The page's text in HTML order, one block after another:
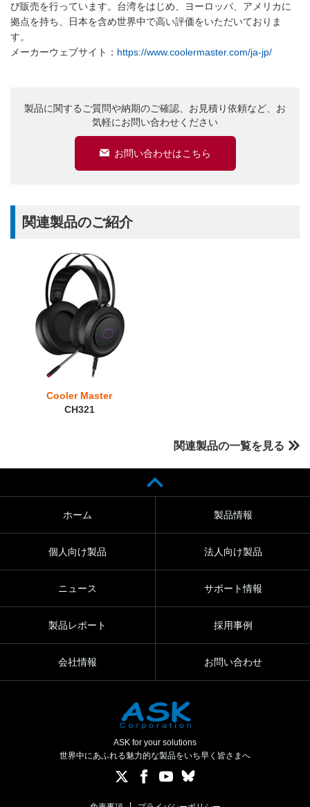
び販売を行っています。台湾をはじめ、ヨーロッパ、アメリカに
拠点を持ち、日本を含め世界中で高い評価をいただいておりま
す。
メーカーウェブサイト： https://www.coolermaster.com/ja-jp/
製品に関するご質問や納期のご確認、お見積り依頼など、お
気軽にお問い合わせください
お問い合わせはこちら
関連製品のご紹介
Cooler Master
CH321
関連製品の一覧を見る
ホーム 製品情報
個人向け製品 法人向け製品
ニュース サポート情報
製品レポート 採用事例
会社情報 お問い合わせ
ASK for your solutions
世界中にあふれる魅力的な製品をいち早く皆さまへ